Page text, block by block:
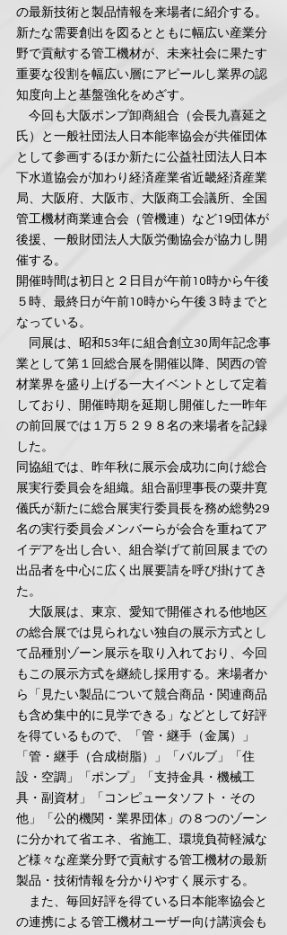
の最新技術と製品情報を来場者に紹介する。
新たな需要創出を図るとともに幅広い産業分
野で貢献する管工機材が、未来社会に果たす
重要な役割を幅広い層にアピールし業界の認
知度向上と基盤強化をめざす。
今回も大阪ポンプ卸商組合（会長九喜延之
氏）と一般社団法人日本能率協会が共催団体
として参画するほか新たに公益社団法人日本
下水道協会が加わり経済産業省近畿経済産業
局、大阪府、大阪市、大阪商工会議所、全国
管工機材商業連合会（管機連）など19団体が
後援、一般財団法人大阪労働協会が協力し開
催する。
開催時間は初日と２日目が午前10時から午後
５時、最終日が午前10時から午後３時までと
なっている。
同展は、昭和53年に組合創立30周年記念事
業として第１回総合展を開催以降、関西の管
材業界を盛り上げる一大イベントとして定着
しており、開催時期を延期し開催した一昨年
の前回展では１万５２９８名の来場者を記録
した。
同協組では、昨年秋に展示会成功に向け総合
展実行委員会を組織。組合副理事長の粟井寛
儀氏が新たに総合展実行委員長を務め総勢29
名の実行委員会メンバーらが会合を重ねてア
イデアを出し合い、組合挙げて前回展までの
出品者を中心に広く出展要請を呼び掛けてき
た。
大阪展は、東京、愛知で開催される他地区
の総合展では見られない独自の展示方式とし
て品種別ゾーン展示を取り入れており、今回
もこの展示方式を継続し採用する。来場者か
ら「見たい製品について競合商品・関連商品
も含め集中的に見学できる」などとして好評
を得ているもので、「管・継手（金属）」
「管・継手（合成樹脂）」「バルブ」「住
設・空調」「ポンプ」「支持金具・機械工
具・副資材」「コンピュータソフト・その
他」「公的機関・業界団体」の８つのゾーン
に分かれて省エネ、省施工、環境負荷軽減な
ど様々な産業分野で貢献する管工機材の最新
製品・技術情報を分かりやすく展示する。
また、毎回好評を得ている日本能率協会と
の連携による管工機材ユーザー向け講演会も